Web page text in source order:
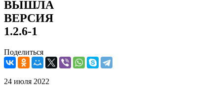
ВЫШЛА
ВЕРСИЯ
1.2.6-1
Поделиться
24 июля 2022